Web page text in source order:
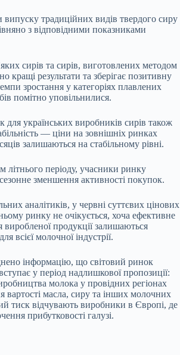
традиційних видів твердого сиру
з відповідними показниками
сирів та сирів, виготовлених методом
кращі результати та зберігає позитивну
зростання у категоріях плавлених
помітно уповільнилися.
українських виробників сирів також
— ціни на зовнішніх ринках
залишаються на стабільному рівні.
періоду, учасники ринку
зменшення активності покупок.
аналітиків, у червні суттєвих цінових
ринку не очікується, хоча ефективне
виробленої продукції залишаються
всієї молочної індустрії.
інформацію, що світовий ринок
у період надлишкової пропозиції:
молока у провідних регіонах
вартості масла, сиру та інших молочних
тиск відчувають виробники в Європі, де
прибутковості галузі.